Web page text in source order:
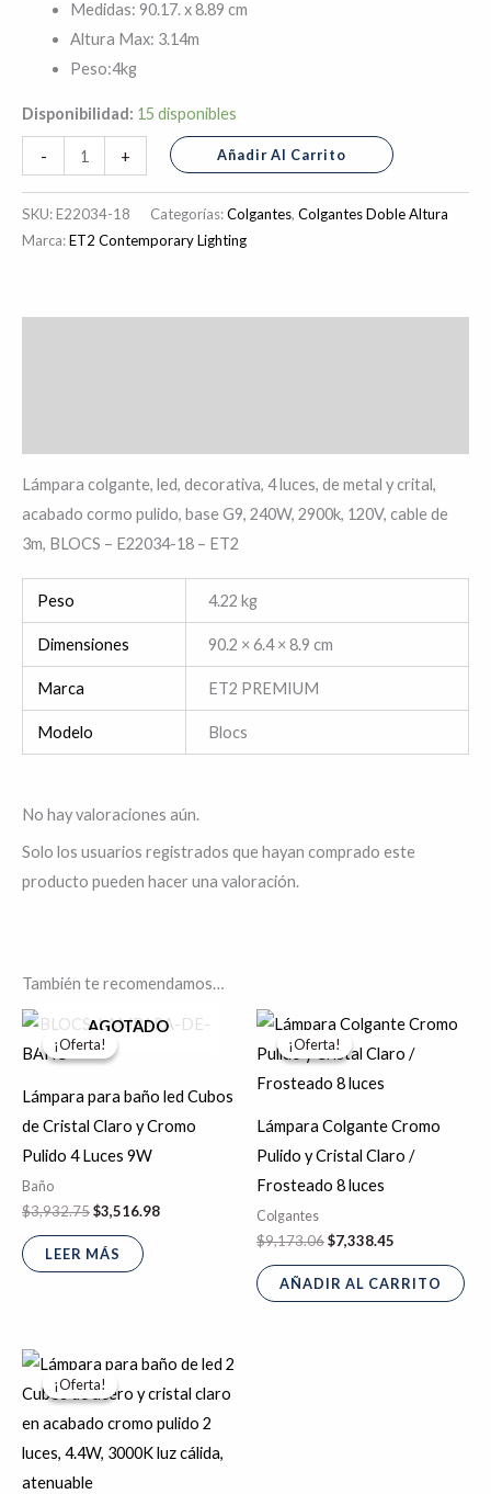
Medidas: 90.17. x 8.89 cm
Altura Max: 3.14m
Peso:4kg
Disponibilidad: 15 disponibles
- + Añadir Al Carrito
SKU:E22034-18 Categorías:Colgantes, Colgantes Doble Altura
Marca:ET2 Contemporary Lighting
Lámpara colgante, led, decorativa, 4 luces, de metal y crital,
acabado cormo pulido, base G9, 240W, 2900k, 120V, cable de
3m, BLOCS – E22034-18 – ET2
Peso 4.22 kg
Dimensiones 90.2 × 6.4 × 8.9 cm
Marca ET2 PREMIUM
Modelo Blocs
No hay valoraciones aún.
Solo los usuarios registrados que hayan comprado este
producto pueden hacer una valoración.
También te recomendamos…
¡Oferta!
AGOTADO
¡Oferta!
Lámpara para baño led Cubos
de Cristal Claro y Cromo
Pulido 4 Luces 9W
Baño
$3,932.75
El
precio
original
$3,932.75.
$3,516.98
El
precio
$3,516.98.
LEER MÁS
¡Oferta!
¡Oferta!
Lámpara Colgante Cromo
Pulido y Cristal Claro /
Frosteado 8 luces
Colgantes
$9,173.06
precio
original
$9,173.06.
$7,338.45
precio
actual
AÑADIR AL CARRITO
¡Oferta!
¡Oferta!
precio
original
$1,978.88.
El
precio
actual
$1,865.06.